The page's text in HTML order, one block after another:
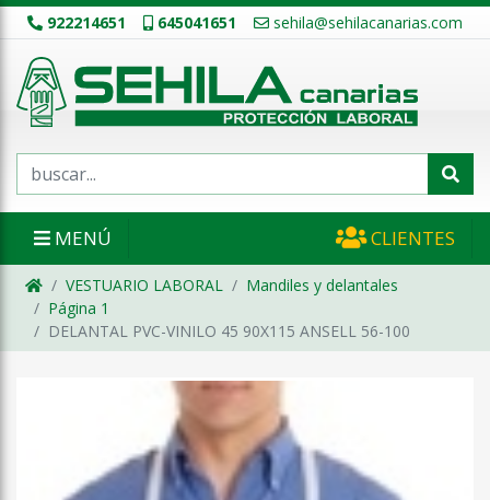
922214651 645041651 sehila@sehilacanarias.com
MENÚ CLIENTES
VESTUARIO LABORAL
Mandiles y delantales
Página 1
DELANTAL PVC-VINILO 45 90X115 ANSELL 56-100